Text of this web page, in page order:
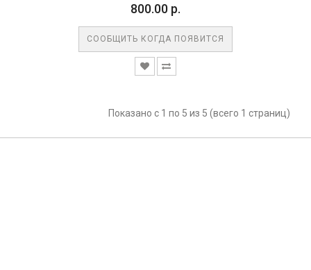
800.00 р.
СООБЩИТЬ КОГДА ПОЯВИТСЯ
Показано с 1 по 5 из 5 (всего 1 страниц)